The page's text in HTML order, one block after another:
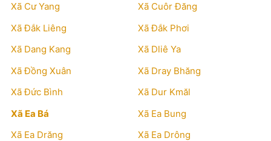
Xã Cư Yang
Xã Cuôr Đăng
Xã Đắk Liêng
Xã Đắk Phơi
Xã Dang Kang
Xã Dliê Ya
Xã Đồng Xuân
Xã Dray Bhăng
Xã Đức Bình
Xã Dur Kmăl
Xã Ea Bá
Xã Ea Bung
Xã Ea Drăng
Xã Ea Drông